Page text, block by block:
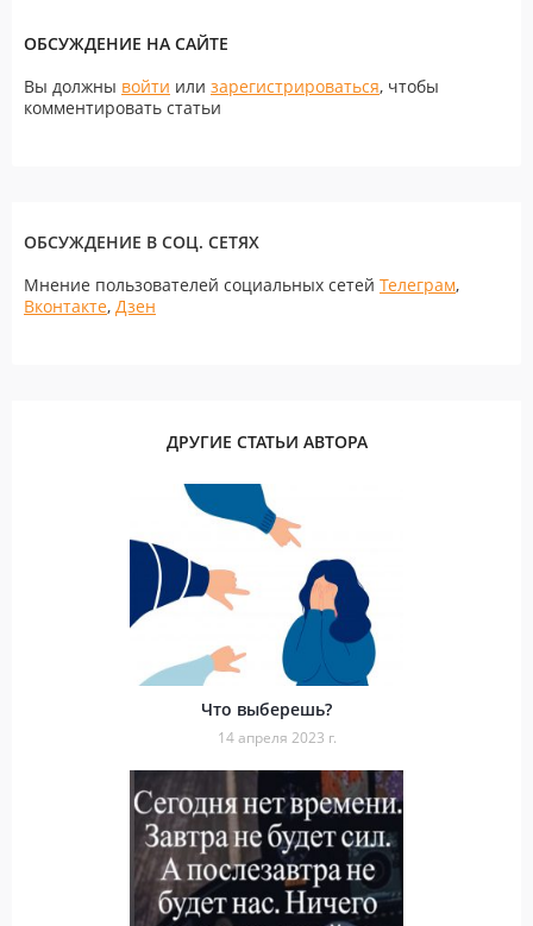
ОБСУЖДЕНИЕ НА САЙТЕ
Вы должны войти или зарегистрироваться, чтобы
комментировать статьи
ОБСУЖДЕНИЕ В СОЦ. СЕТЯХ
Мнение пользователей социальных сетей Телеграм,
Вконтакте, Дзен
ДРУГИЕ СТАТЬИ АВТОРА
Что выберешь?
14 апреля 2023 г.